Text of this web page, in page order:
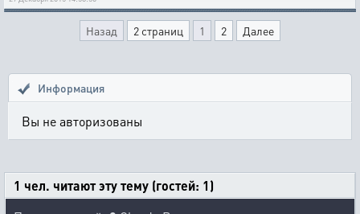
Назад 2 страниц 1 2 Далее
Информация
Вы не авторизованы
1 чел. читают эту тему (гостей: 1)